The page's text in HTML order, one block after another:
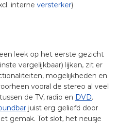
interneversterker)
leek op het eerste gezicht
vergelijkbaar) lijken, zit er
mogelijkheden en
vooral de stereo al veel
de TV, radio en DVD.
juist erg geliefd door
gemak. Tot slot, het neusje